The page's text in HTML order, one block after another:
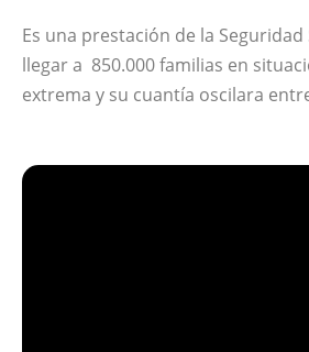
Es una prestación de la
llegar a 850.000 familias en
extrema y su cuantía oscilara